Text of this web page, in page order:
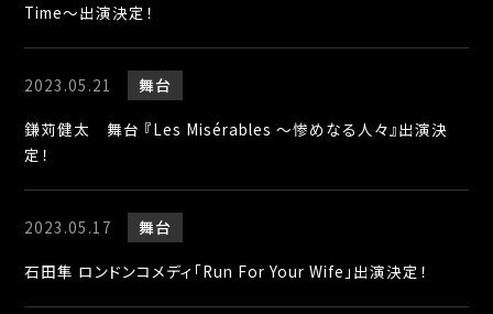
Time〜出演決定！
2023.05.21
舞台
鎌苅健太 舞台 『Les Misérables ～惨めなる人々』出演決
定！
2023.05.17
舞台
石田隼 ロンドンコメディ「Run For Your Wife」出演決定！